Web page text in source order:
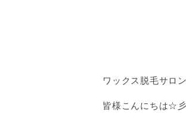
ワックス脱毛サロ
皆様こんにちは☆彡